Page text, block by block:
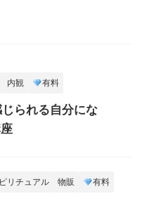
内観 有料
られる自分にな
リチュアル 物販 有料